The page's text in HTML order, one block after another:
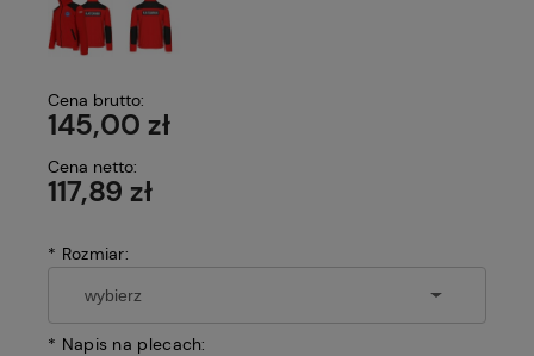
Cena brutto:
145,00 zł
Cena netto:
117,89 zł
* Rozmiar:
* Napis na plecach: